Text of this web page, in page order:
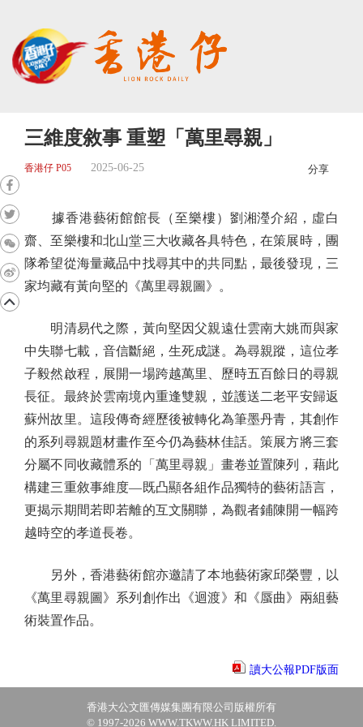
三維度敘事 重塑「萬里尋親」
香港仔 P05 2025-06-25 分享
據香港藝術館館長（至樂樓）劉湘瀅介紹，虛白
齋、至樂樓和北山堂三大收藏各具特色，在策展時，團
隊希望從海量藏品中找尋其中的共同點，最後發現，三
家均藏有黃向堅的《萬里尋親圖》。
明清易代之際，黃向堅因父親遠仕雲南大姚而與家
中失聯七載，音信斷絕，生死成謎。為尋親蹤，這位孝
子毅然啟程，展開一場跨越萬里、歷時五百餘日的尋親
長征。最終於雲南境內重逢雙親，並護送二老平安歸返
蘇州故里。這段傳奇經歷後被轉化為筆墨丹青，其創作
的系列尋親題材畫作至今仍為藝林佳話。策展方將三套
分屬不同收藏體系的「萬里尋親」畫卷並置陳列，藉此
構建三重敘事維度—既凸顯各組作品獨特的藝術語言，
更揭示期間若即若離的互文關聯，為觀者鋪陳開一幅跨
越時空的孝道長卷。
另外，香港藝術館亦邀請了本地藝術家邱榮豐，以
《萬里尋親圖》系列創作出《迴渡》和《蜃曲》兩組藝
術裝置作品。
讀大公報PDF版面
香港大公文匯傳媒集團有限公司版權所有
© 1997-2026 WWW.TKWW.HK LIMITED.